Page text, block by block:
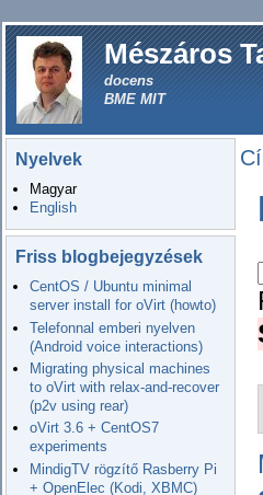
Mészáros
docens
BME MIT
Nyelvek
Magyar
English
Friss blogbejegyzések
CentOS / Ubuntu minimal
server install for oVirt (howto)
Telefonnal emberi nyelven
(Android voice interactions)
Migrating physical machines
to oVirt with relax-and-recover
(p2v using rear)
oVirt 3.6 + CentOS7
experiments
MindigTV rögzítő Rasberry Pi
+ OpenElec (Kodi, XBMC)